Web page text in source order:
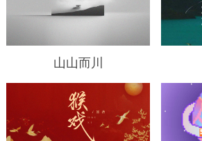
山山而川